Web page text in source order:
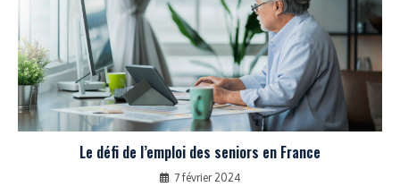
Le défi de l’emploi des seniors en France
7 février 2024